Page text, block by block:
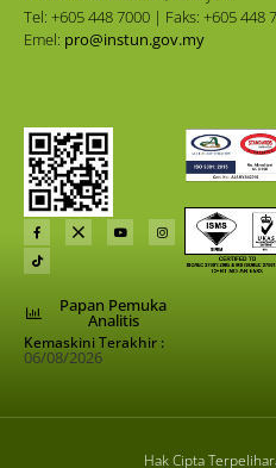
Tel: +605 448 7000 | Faks: +605 448
Emel: pro@instun.gov.my
Papan Pemuka
Analitis
Kemaskini Terakhir :
06/08/2026
Hak Cipta